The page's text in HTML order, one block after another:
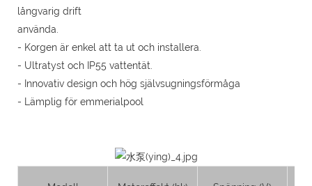
långvarig drift
använda.
- Korgen är enkel att ta ut och installera.
- Ultratyst och IP55 vattentät.
- Innovativ design och hög självsugningsförmåga
- Lämplig för emmerialpool